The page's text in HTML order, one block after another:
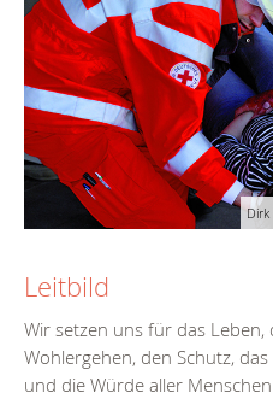
Leitbild
Wir setzen uns für das Leben,
Wohlergehen, den Schutz,
und die Würde aller